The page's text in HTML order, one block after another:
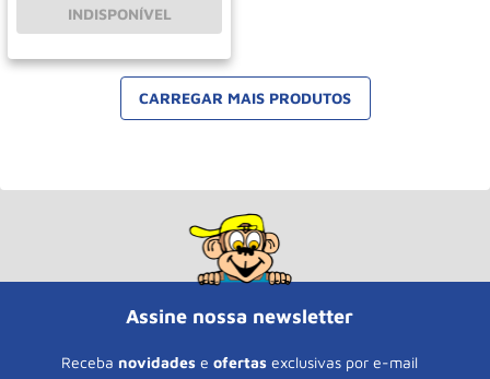
INDISPONÍVEL
Assine nossa newsletter
Receba novidades e ofertas exclusivas por e-mail